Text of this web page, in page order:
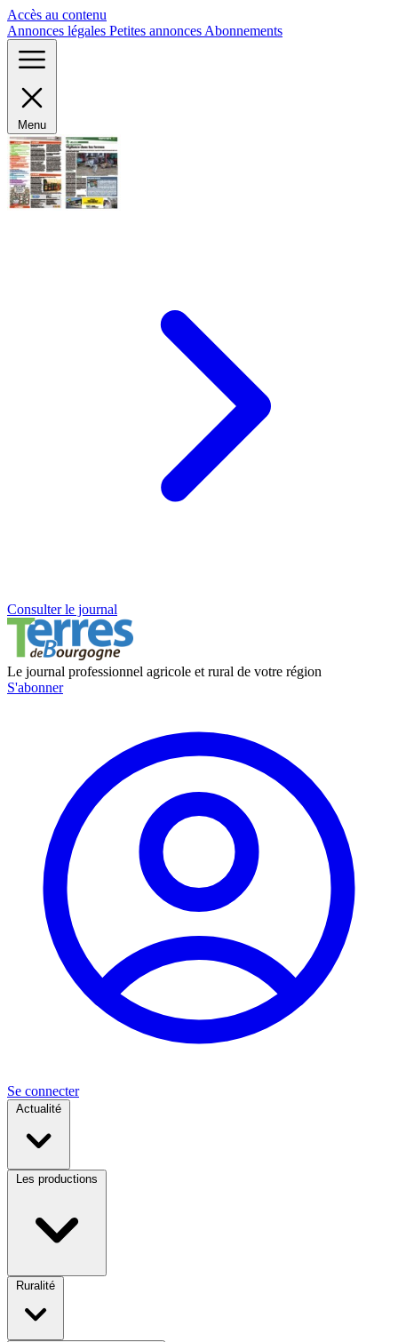
Accès au contenu
Annonces légales Petites annonces Abonnements
Menu
Consulter le journal
Le journal professionnel agricole et rural de votre région
S'abonner
Se connecter
Actualité
Les productions
Ruralité
Panneau de gestion des cookies